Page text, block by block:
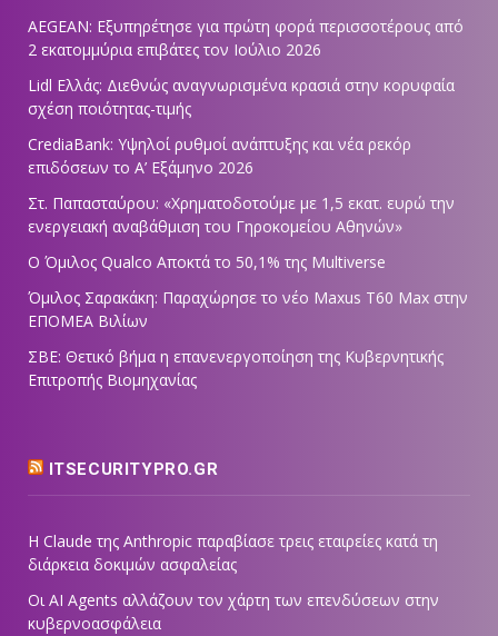
AEGEAN: Εξυπηρέτησε για πρώτη φορά περισσοτέρους από
2 εκατομμύρια επιβάτες τον Ιούλιο 2026
Lidl Ελλάς: Διεθνώς αναγνωρισμένα κρασιά στην κορυφαία
σχέση ποιότητας-τιμής
CrediaBank: Υψηλοί ρυθμοί ανάπτυξης και νέα ρεκόρ
επιδόσεων το Α’ Εξάμηνο 2026
Στ. Παπασταύρου: «Χρηματοδοτούμε με 1,5 εκατ. ευρώ την
ενεργειακή αναβάθμιση του Γηροκομείου Αθηνών»
Ο Όμιλος Qualco Αποκτά το 50,1% της Multiverse
Όμιλος Σαρακάκη: Παραχώρησε το νέο Maxus T60 Max στην
ΕΠΟΜΕΑ Βιλίων
ΣΒΕ: Θετικό βήμα η επανενεργοποίηση της Κυβερνητικής
Επιτροπής Βιομηχανίας
ITSECURITYPRO.GR
Η Claude της Anthropic παραβίασε τρεις εταιρείες κατά τη
διάρκεια δοκιμών ασφαλείας
Οι AI Agents αλλάζουν τον χάρτη των επενδύσεων στην
κυβερνοασφάλεια